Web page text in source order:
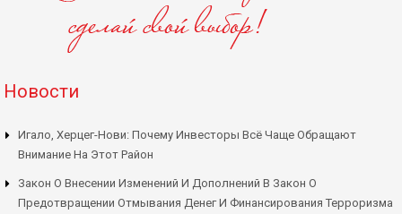
Новости
Игало, Херцег-Нови: Почему Инвесторы Всё Чаще Обращают
Внимание На Этот Район
Закон О Внесении Изменений И Дополнений В Закон О
Предотвращении Отмывания Денег И Финансирования Терроризма